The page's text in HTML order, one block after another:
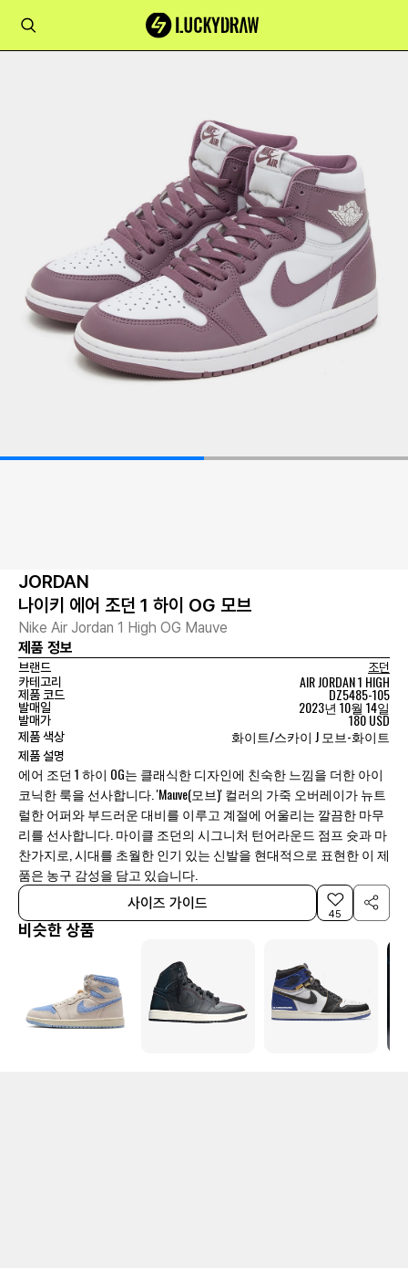
JORDAN
나이키 에어 조던 1 하이 OG 모브
Nike Air Jordan 1 High OG Mauve
제품 정보
브랜드
조던
카테고리
AIR JORDAN 1 HIGH
제품 코드 DZ5485-105
발매일 2023년 10월 14일
발매가 180 USD
제품 색상 화이트/스카이 J 모브-화이트
제품 설명
에어 조던 1 하이 OG는 클래식한 디자인에 친숙한 느낌을 더한 아이
코닉한 룩을 선사합니다. 'Mauve(모브)' 컬러의 가죽 오버레이가 뉴트
럴한 어퍼와 부드러운 대비를 이루고 계절에 어울리는 깔끔한 마무
리를 선사합니다. 마이클 조던의 시그니처 턴어라운드 점프 슛과 마
찬가지로, 시대를 초월한 인기 있는 신발을 현대적으로 표현한 이 제
품은 농구 감성을 담고 있습니다.
사이즈 가이드
45
비슷한 상품